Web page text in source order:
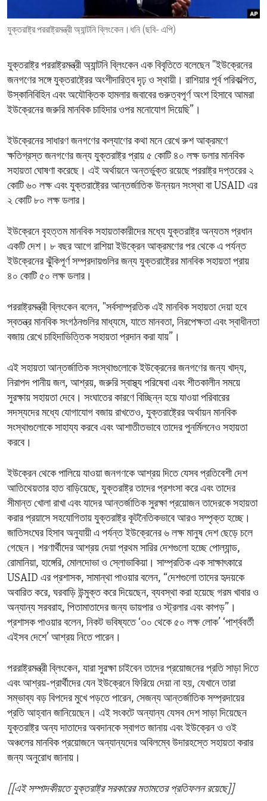
ENVIRONMENT AND HEALTH
IDEALS AND INSTITUTIONS
যুক্তরাষ্ট্র পররাষ্ট্রমন্ত্রী অ্যান্টনি ব্লিংকেন।ধনি (ছবি- এপি)
যুক্তরাষ্ট্র পররাষ্ট্রমন্ত্রী অ্যান্টনি ব্লিংকেন এক বিবৃতিতে বলেছেন "ইউক্রেনের
জনগণের সঙ্গে যুক্তরাষ্ট্রের অংশীদারিত্ব দৃঢ় ও স্থায়ী। রাশিয়ার পূর্ব পরিকল্পিত,
উস্কানিবিহিন এবং অযৌক্তিক হামলার জবাবের গুরুত্বপূর্ণ অংশ হিসাবে আমরা
ইউক্রেনের জরুরি মানবিক চাহিদার ওপর মনোযোগ দিয়েছি”।
ইউক্রেনের সাধারণ জনগণের কল্যাণের কথা মনে রেখে রুশ আক্রমণে
ক্ষতিগ্রস্ত জনগণের জন্য যুক্তরাষ্ট্র প্রায় ৫ কোটি ৪০ লক্ষ ডলার মানবিক
সহায়তা ঘোষণা করেছে। এই অর্থায়নে অন্তর্ভুক্ত রয়েছে পররাষ্ট্র দপ্তরের ২
কোটি ৬০ লক্ষ এবং যুক্তরাষ্ট্রের আন্তর্জাতিক উন্নয়ন সংস্থা বা USAID এর
২ কোটি ৮০ লক্ষ ডলার।
ইউক্রেনে বৃহত্তম মানবিক সহায়তাকারীদের মধ্যে যুক্তরাষ্ট্র অন্যতম প্রধান
একটি দেশ। ৮ বছর আগে রাশিয়া ইউক্রেন আক্রমণের পর থেকে এ পর্যন্ত
ইউক্রেনের ঝুঁকিপূর্ণ সম্প্রদায়গুলির জন্য যুক্তরাষ্ট্রের মানবিক সহায়তা প্রায়
৪০ কোটি ৫০ লক্ষ ডলার।
পররাষ্ট্রমন্ত্রী ব্লিংকেন বলেন, "সর্বসাম্প্রতিক এই মানবিক সহায়তা দেয়া হবে
স্বতন্ত্র মানবিক সংগঠনগুলির মাধ্যমে, যাতে মানবতা, নিরপেক্ষতা এবং স্বাধীনতা
বজায় রেখে চাহিদাভিত্তিক সহায়তা প্রদান করা যায়”।
এই সহায়তা আন্তর্জাতিক সংস্থাগুলোকে ইউক্রেনের জনগণের জন্য খাদ্য,
নিরাপদ পানীয় জল, আশ্রয়, জরুরি স্বাস্থ্য পরিষেবা এবং শীতকালীন সময়ে
সুরক্ষায় সহায়তা দেবে। সংঘাতের কারণে বিচ্ছিন্ন হয়ে যাওয়া পরিবারের
সদস্যদের মধ্যে যোগাযোগ বজায় রাখতেও, যুক্তরাষ্ট্রের অর্থায়ন মানবিক
সংস্থাগুলোকে সাহায্য করবে এবং আশাতীতভাবে তাদের পুনর্মিলনেও সহায়তা
করবে।
ইউক্রেন থেকে পালিয়ে যাওয়া জনগণকে আশ্রয় দিতে যেসব প্রতিবেশী দেশ
আতিথেয়তার হাত বাড়িয়েছে, যুক্তরাষ্ট্র তাদের প্রশংসা করে এবং তাদের
সীমান্ত খোলা রাখা এবং যাদের আন্তর্জাতিক সুরক্ষা প্রয়োজন তাদেরকে সহায়তা
করার প্রয়াসে সহযোগিতায় যুক্তরাষ্ট্র কূটনৈতিকভাবে আরও সম্পৃক্ত হচ্ছে।
জাতিসংঘের হিসাব অনুযায়ী এ পর্যন্ত ইউক্রেনের ৬ লক্ষ মানুষ দেশ ছেড়ে চলে
গেছেন। শরণার্থীদের আশ্রয় দেয়া প্রথম সারির দেশগুলো হচ্ছে পোল্যান্ড,
রোমানিয়া, হাঙ্গেরি, মোলদোভা ও স্লোভাকিয়া। সাম্প্রতিক এক সাক্ষাৎকারে
USAID এর প্রশাসক, সামান্থা পাওয়ার বলেন, “দেশগুলো তাদের হৃদয়কে
অবারিত করে, ঘরবাড়ি উন্মুক্ত করে দিয়েছেন, ব্যবস্থা করা হয়েছে গরম খাবার ও
অন্যান্য সরবরাহ, পিতামাতাদের জন্য ডায়পার ও স্ট্রলার এবং কাপড়”।
প্রশাসক পাওয়ার বলেন, নিকট ভবিষ্যতে ‘৩০ থেকে ৫০ লক্ষ লোক’ ‘পার্শ্ববর্তী
এইসব দেশে’ আশ্রয় নিতে পারেন।
পররাষ্ট্রমন্ত্রী ব্লিংকেন, যারা সুরক্ষা চাইবেন তাদের প্রয়োজনের প্রতি সাড়া দিতে
এবং আশ্রয়-প্রার্থীদের যেন ইউক্রেনে ফিরিয়ে দেয়া না হয়, যেখানে তারা
সম্ভাব্য বড় বিপদের মুখে পড়তে পারেন, সেজন্য আন্তর্জাতিক সম্প্রদায়ের
প্রতি আহ্বান জানিয়েছেন। এই সংকটে অন্যান্য যেসব দেশ সাড়া দিয়েছেন
যুক্তরাষ্ট্র অন্য দাতাদের অবদানকে স্বাগত জানায় এবং ইউক্রেন ও ওই
অঞ্চলের মানবিক প্রয়োজনে অন্যান্যদের অবিলম্বে উদারহস্তে সহায়তা করার
জন্য অনুরোধ জানায়।
[[এই সম্পাদকীয়তে যুক্তরাষ্ট্র সরকারের মতামতের প্রতিফলন রয়েছে]]